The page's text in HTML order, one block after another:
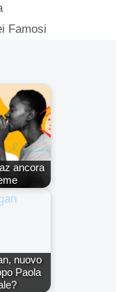
Famosi
ancora
nuovo
Paola